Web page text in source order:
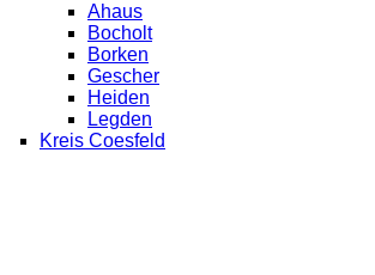
Ahaus
Bocholt
Borken
Gescher
Heiden
Legden
Kreis Coesfeld